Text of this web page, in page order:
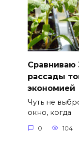
Сравниваю
рассады
экономией
Чуть не
окно, когда
0 104